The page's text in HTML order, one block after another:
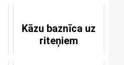
Kāzu baznīca uz
riteņiem